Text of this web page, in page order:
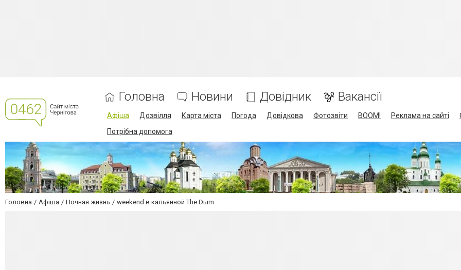
Головна Новини Довідник Вакансії
Афіша Дозвілля Карта міста Погода Довідкова Фотозвіти BOOM! Реклама на сайті
Потрібна допомога
Головна Афіша Ночная жизнь weekend в кальянной The Dыm